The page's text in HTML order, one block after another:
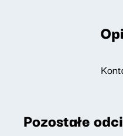
Pozostałe